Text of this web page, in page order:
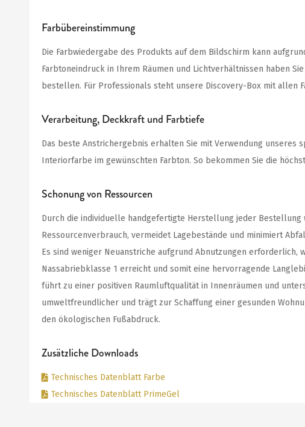
Farbübereinstimmung
Die Farbwiedergabe des Produkts auf dem Bildschirm kann
Farbtoneindruck in Ihrem Räumen und Lichtverhältnissen haben
bestellen. Für Professionals steht unsere Discovery-Box mit allen
Verarbeitung, Deckkraft und Farbtiefe
Das beste Anstrichergebnis erhalten Sie mit Verwendung
Interiorfarbe im gewünschten Farbton. So bekommen Sie die
Schonung von Ressourcen
Durch die individuelle handgefertigte Herstellung jeder
Ressourcenverbrauch, vermeidet Lagebestände und minimiert
Es sind weniger Neuanstriche aufgrund Abnutzungen
Nassabriebklasse 1 erreicht und somit eine hervorragende
führt zu einer positiven Raumluftqualität in Innenräumen und
umweltfreundlicher und trägt zur Schaffung einer gesunden
den ökologischen Fußabdruck.
Zusätzliche Downloads
Technisches Datenblatt Farbe
Technisches Datenblatt PrimeGel